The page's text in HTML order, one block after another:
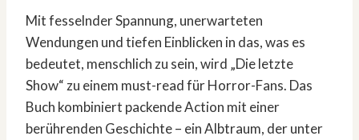
Mit fesselnder Spannung, unerwarteten
Wendungen und tiefen Einblicken in das, was es
bedeutet, menschlich zu sein, wird „Die letzte
Show“ zu einem must-read für Horror-Fans. Das
Buch kombiniert packende Action mit einer
berührenden Geschichte – ein Albtraum, der unter